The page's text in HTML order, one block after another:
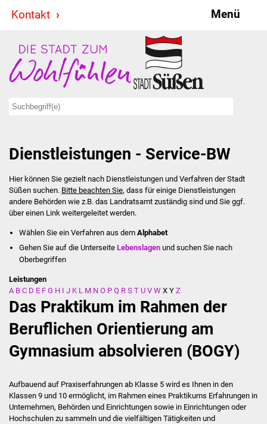
Kontakt Menü
Stadt & Politik
Bürgermeister
Ausschüsse
Ratsinformationssystem
Jugendbeirat
Summerrockfestival
Stadtverwaltung
Ansprechpartner
Behördenwegweiser
Kontakt
Dienstleistungen - Service-BW
Hier können Sie gezielt nach Dienstleistungen und Verfahren der Stadt
Süßen suchen. Bitte beachten Sie, dass für einige Dienstleistungen
andere Behörden wie z.B. das Landratsamt zuständig sind und Sie ggf.
über einen Link weitergeleitet werden.
Wählen Sie ein Verfahren aus dem Alphabet
Gehen Sie auf die UnterseiteLebenslagen und suchen Sie nach
Oberbegriffen
Leistungen
A B C D E F G H I J K L M N O P Q R S T U V W X Y Z
Das Praktikum im Rahmen der
Beruflichen Orientierung am
Gymnasium absolvieren (BOGY)
Aufbauend auf Praxiserfahrungen ab Klasse 5 wird es Ihnen in den
Klassen 9 und 10 ermöglicht, im Rahmen eines Praktikums Erfahrungen in
Unternehmen, Behörden und Einrichtungen sowie in Einrichtungen oder
Hochschulen zu sammeln und die vielfältigen Tätigkeiten und